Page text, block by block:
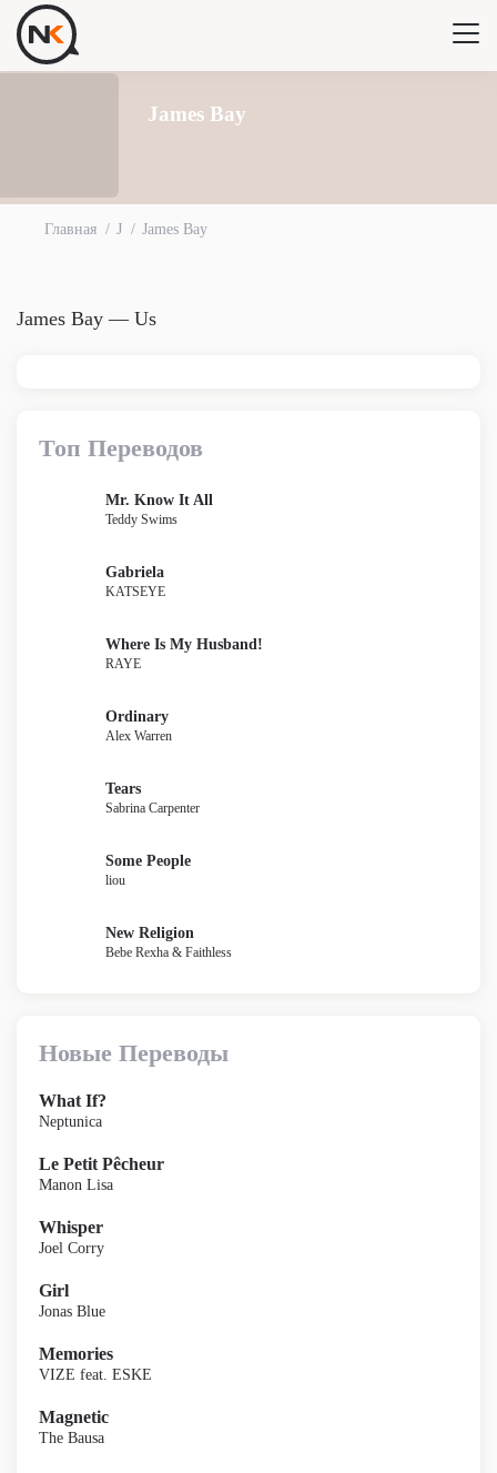
James Bay
Главная J James Bay
James Bay — Us
Топ Переводов
Mr. Know It All
Teddy Swims
Gabriela
KATSEYE
Where Is My Husband!
RAYE
Ordinary
Alex Warren
Tears
Sabrina Carpenter
Some People
liou
New Religion
Bebe Rexha & Faithless
Новые Переводы
What If?
Neptunica
Le Petit Pêcheur
Manon Lisa
Whisper
Joel Corry
Girl
Jonas Blue
Memories
VIZE feat. ESKE
Magnetic
The Bausa